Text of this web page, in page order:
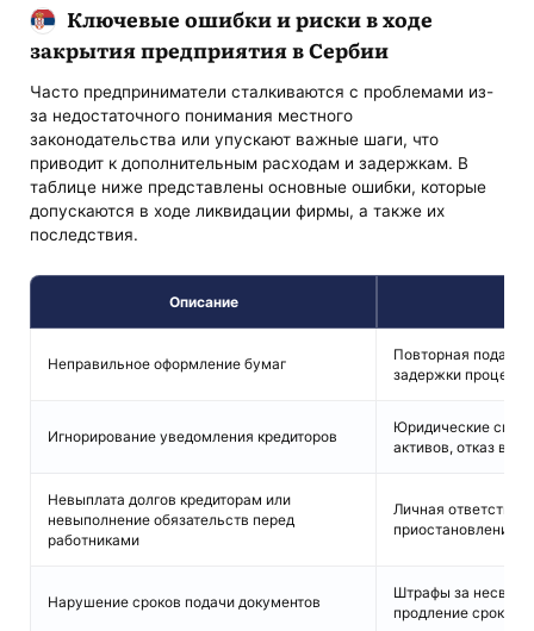
Ключевые ошибки и риски в ходе
закрытия предприятия в Сербии
Часто предприниматели сталкиваются с проблемами из-
за недостаточного понимания местного
законодательства или упускают важные шаги, что
приводит к дополнительным расходам и задержкам. В
таблице ниже представлены основные ошибки, которые
допускаются в ходе ликвидации фирмы, а также их
последствия.
Описание
Неправильное оформление бумаг
Повторная подача
задержки процесса
Игнорирование уведомления кредиторов
Юридические
активов, отказ в
Невыплата долгов кредиторам или
невыполнение обязательств перед
работниками
Личная
приостановление
Нарушение сроков подачи документов
Штрафы за
продление сроков